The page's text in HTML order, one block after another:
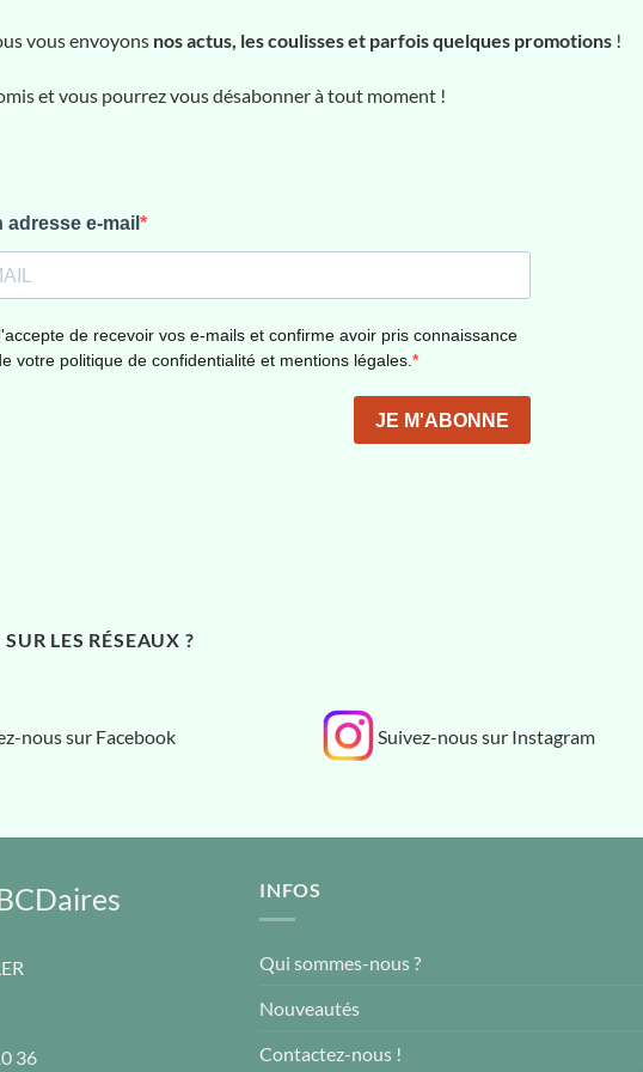
vous envoyons nos actus, les coulisses et parfois quelques promotions !
et vous pourrez vous désabonner à tout moment !
LES RÉSEAUX ?
nous sur Facebook Suivez-nous sur Instagram
36
INFOS
Qui sommes-nous ?
Nouveautés
Contactez-nous !